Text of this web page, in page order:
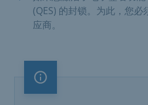
(QES) 的封锁。为此，您
应商。
重要说明